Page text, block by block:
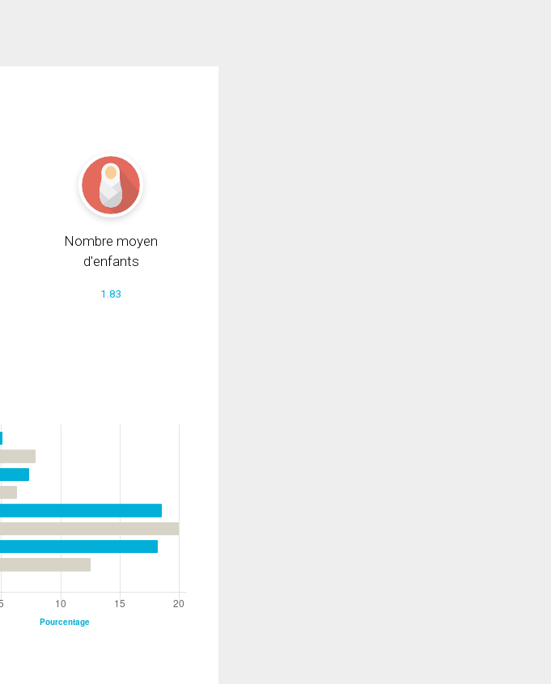
Nombre moyen
d'enfants
1.83